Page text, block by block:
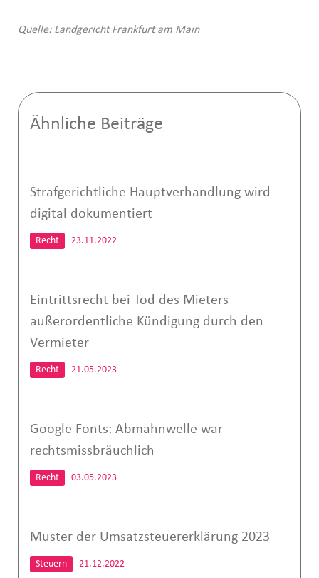
Quelle: Landgericht Frankfurt am Main
Ähnliche Beiträge
Strafgerichtliche Hauptverhandlung wird
digital dokumentiert
Recht 23.11.2022
Eintrittsrecht bei Tod des Mieters –
außerordentliche Kündigung durch den
Vermieter
Recht 21.05.2023
Google Fonts: Abmahnwelle war
rechtsmissbräuchlich
Recht 03.05.2023
Muster der Umsatzsteuererklärung 2023
Steuern 21.12.2022